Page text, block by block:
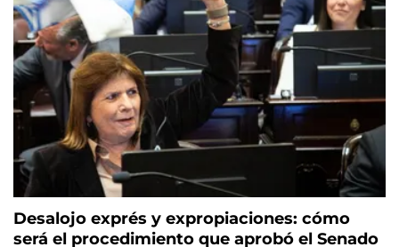
Desalojo exprés y expropiaciones: cómo
será el procedimiento que aprobó el Senado